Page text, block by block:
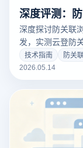
深度探讨防关联
发，实测云登防
平台的安全表现
效及硬件隔离技
技术指南 防关
2026.05.14